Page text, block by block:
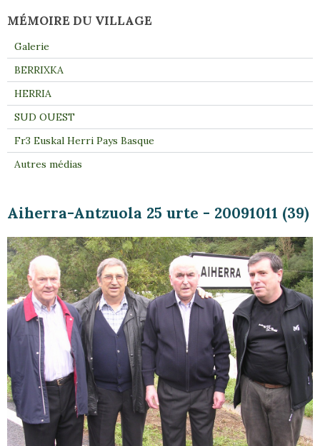
Aiherra-Antzuola 25 urte - 20091011 (39)
MÉMOIRE DU VILLAGE
Galerie
BERRIXKA
HERRIA
SUD OUEST
Fr3 Euskal Herri Pays Basque
Autres médias